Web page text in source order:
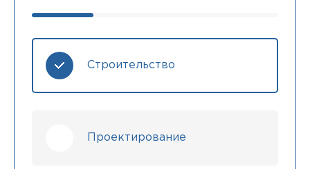
Строительство
Проектирование